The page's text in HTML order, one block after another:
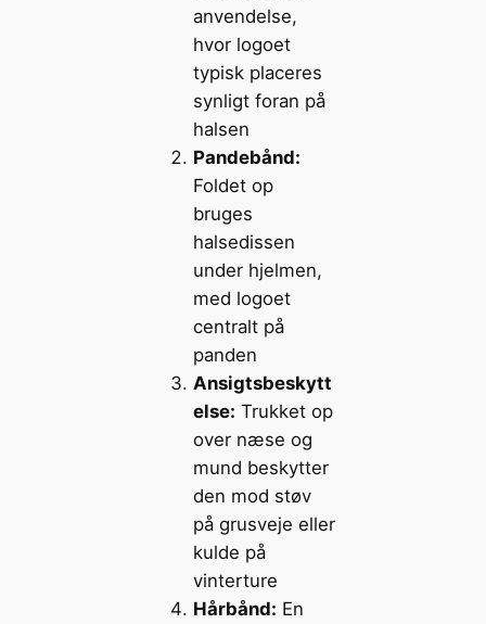
anvendelse,
hvor logoet
typisk placeres
synligt foran på
halsen
Pandebånd:
Foldet op
bruges
halsedissen
under hjelmen,
med logoet
centralt på
panden
Ansigtsbeskytt
else: Trukket op
over næse og
mund beskytter
den mod støv
på grusveje eller
kulde på
vinterture
Hårbånd: En